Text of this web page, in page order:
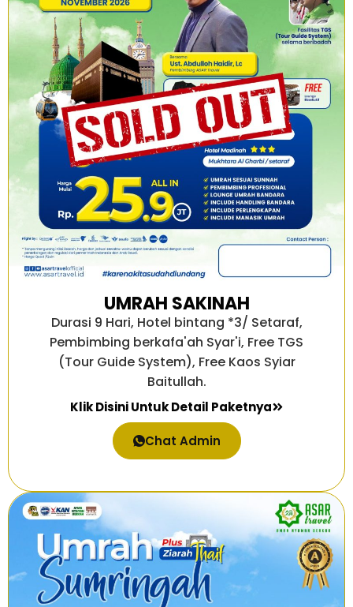
UMRAH SAKINAH
Durasi 9 Hari, Hotel bintang *3/ Setaraf,
Pembimbing berkafa'ah Syar'i, Free TGS
(Tour Guide System), Free Kaos Syiar
Baitullah.
Klik Disini Untuk Detail Paketnya
Chat Admin